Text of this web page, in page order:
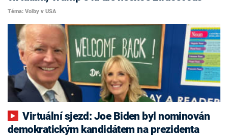
Téma: Volby v USA
Virtuální sjezd: Joe Biden byl nominován
demokratickým kandidátem na prezidenta